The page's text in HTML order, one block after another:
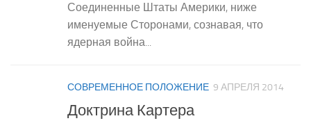
Соединенные Штаты Америки, ниже
именуемые Сторонами, сознавая, что
ядерная война...
СОВРЕМЕННОЕ ПОЛОЖЕНИЕ 9 АПРЕЛЯ 2014
Доктрина Картера